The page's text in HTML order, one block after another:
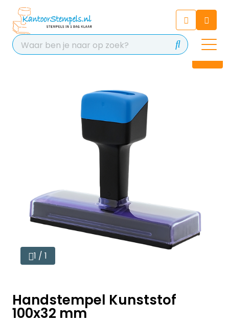
Chat 24/7 met onze chatbot
voor hulp
Contact
1 / 1
Handstempel Kunststof
100x32 mm